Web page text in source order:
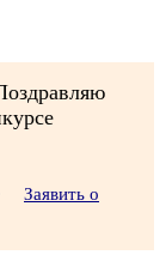
Заявить о